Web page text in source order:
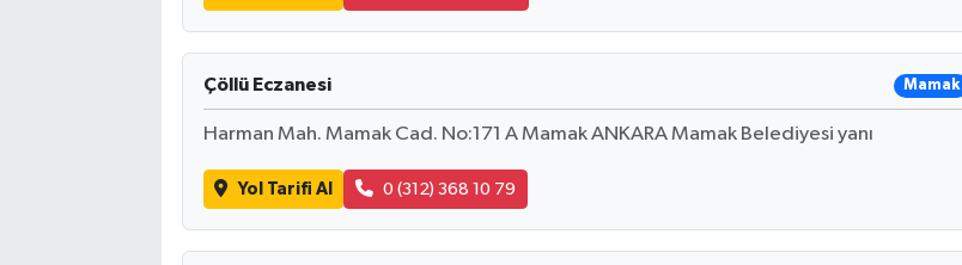
Çöllü Eczanesi Mamak
Harman Mah. Mamak Cad. No:171 A Mamak ANKARA Mamak Belediyesi yanı
Yol Tarifi Al 0 (312) 368 10 79